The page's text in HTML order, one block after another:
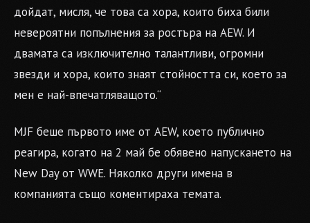
дойдат, мисля, че това са хора, които биха били
невероятни попълнения за ростъра на AEW. И
двамата са изключително талантливи, огромни
звезди и хора, които знаят стойността си, което за
мен е най-впечатляващото.“
MJF беше първото име от AEW, което публично
реагира, когато на 2 май бе обявено напускането на
New Day от WWE. Няколко други имена в
компанията също коментираха темата.